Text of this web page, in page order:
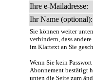
Ihre e-Mailadresse:
Ihr Name (optional):
Sie können weiter
verhindern, dass
im Klartext an Sie
Wenn Sie kein
Abonnement bestätigt
unten die Seite zum